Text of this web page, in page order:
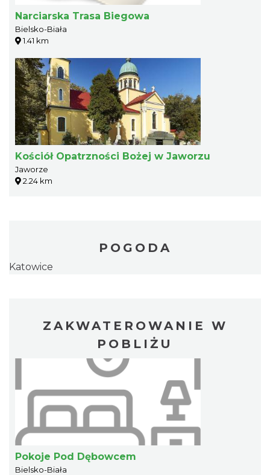
Narciarska Trasa Biegowa
Bielsko-Biała
1.41 km
Kościół Opatrzności Bożej w Jaworzu
Jaworze
2.24 km
POGODA
Katowice
ZAKWATEROWANIE W
POBLIŻU
Pokoje Pod Dębowcem
Bielsko-Biała